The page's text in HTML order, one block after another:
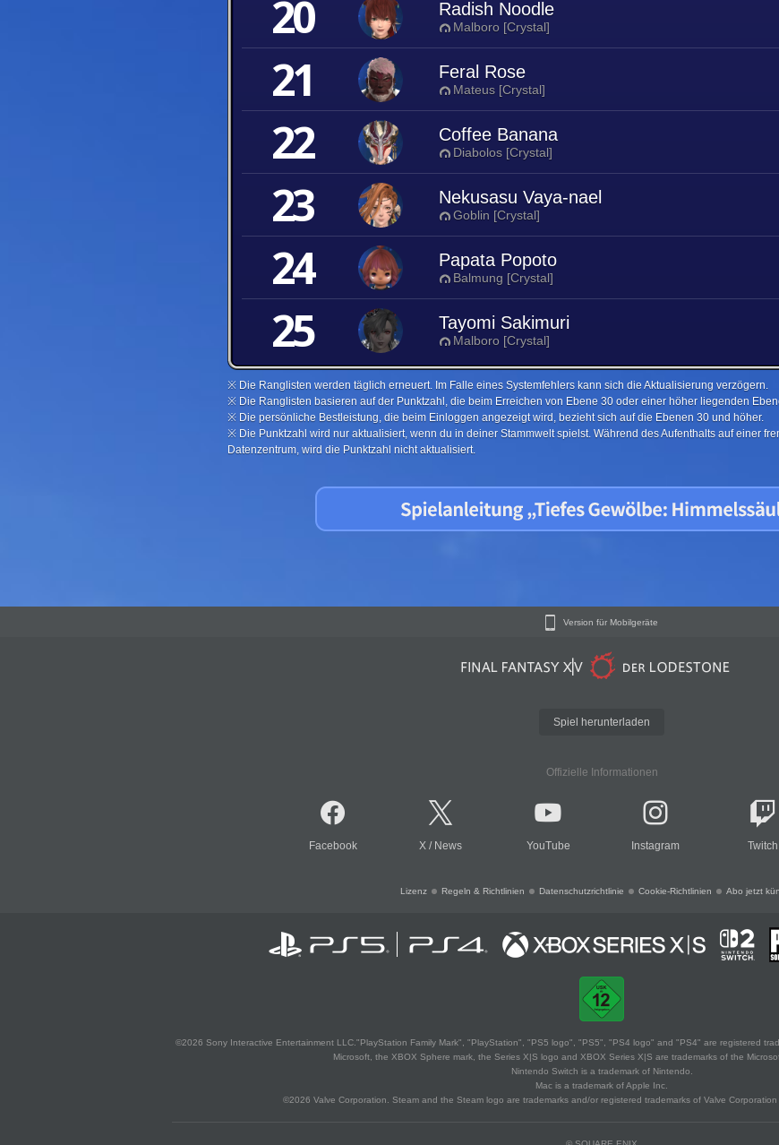
20 Radish Noodle
Malboro [Crystal]
21 Feral Rose
Mateus [Crystal]
22 Coffee Banana
Diabolos [Crystal]
23 Nekusasu Vaya-nael
Goblin [Crystal]
24 Papata Popoto
Balmung [Crystal]
25 Tayomi Sakimuri
Malboro [Crystal]
※ Die Ranglisten werden täglich erneuert. Im Falle eines Systemfehlers kann sich die Aktualisierung verzögern.
※ Die Ranglisten basieren auf der Punktzahl, die beim Erreichen von Ebene 30 oder einer höher liegenden
※ Die persönliche Bestleistung, die beim Einloggen angezeigt wird, bezieht sich auf die Ebenen 30 und höher.
※ Die Punktzahl wird nur aktualisiert, wenn du in deiner Stammwelt spielst. Während des Aufenthalts auf einer
Datenzentrum, wird die Punktzahl nicht aktualisiert.
Version für Mobilgeräte
Spiel herunterladen
Offizielle Informationen
Facebook X / News YouTube Instagram Twitch
Lizenz Regeln & Richtlinien Datenschutzrichtlinie Cookie-Richtlinien Abo jetzt
©2026 Sony Interactive Entertainment LLC."PlayStation Family Mark", "PlayStation", "PS5 logo", "PS5", "PS4 logo" and "PS4" are registered
Microsoft, the XBOX Sphere mark, the Series X|S logo and XBOX Series X|S are trademarks of the
Nintendo Switch is a trademark of Nintendo.
Mac is a trademark of Apple Inc.
©2026 Valve Corporation. Steam and the Steam logo are trademarks and/or registered trademarks of Valve